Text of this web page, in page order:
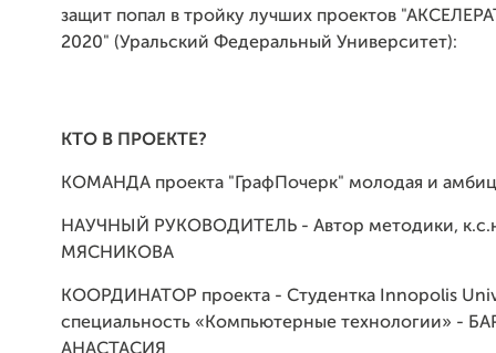
защит попал в тройку лучших проектов
2020" (Уральский Федеральный Университет):
КТО В ПРОЕКТЕ?
КОМАНДА проекта "ГрафПочерк" молодая и
НАУЧНЫЙ РУКОВОДИТЕЛЬ - Автор методики,
МЯСНИКОВА
КООРДИНАТОР проекта - Студентка Innopolis
специальность «Компьютерные технологии» -